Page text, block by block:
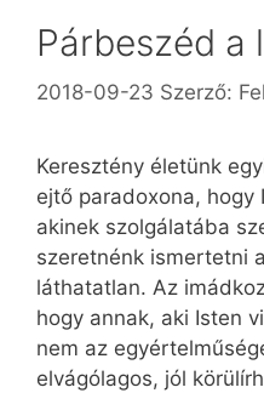
Párbeszéd a
2018-09-23 Szerző:
Keresztény életünk
ejtő paradoxona, hogy
akinek szolgálatába
szeretnénk ismertetni
láthatatlan. Az
hogy annak, aki Isten
nem az
elvágólagos, jól